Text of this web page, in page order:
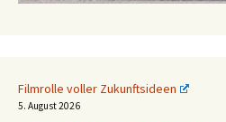
Filmrolle voller Zukunftsideen
5. August 2026